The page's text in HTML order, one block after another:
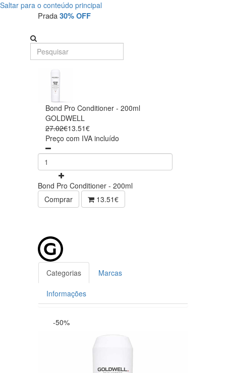
Saltar para o conteúdo principal
Prada30% OFF
Bond Pro Conditioner - 200ml
GOLDWELL
27.02€13.51€
Preço com IVA incluído
Bond Pro Conditioner - 200ml
Comprar
13.51€
Categorias Marcas
Informações
-50%